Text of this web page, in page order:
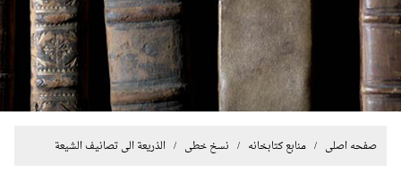
صفحه اصلی / منابع کتابخانه / نسخ خطی / الذریعة الی تصانیف الشیعة